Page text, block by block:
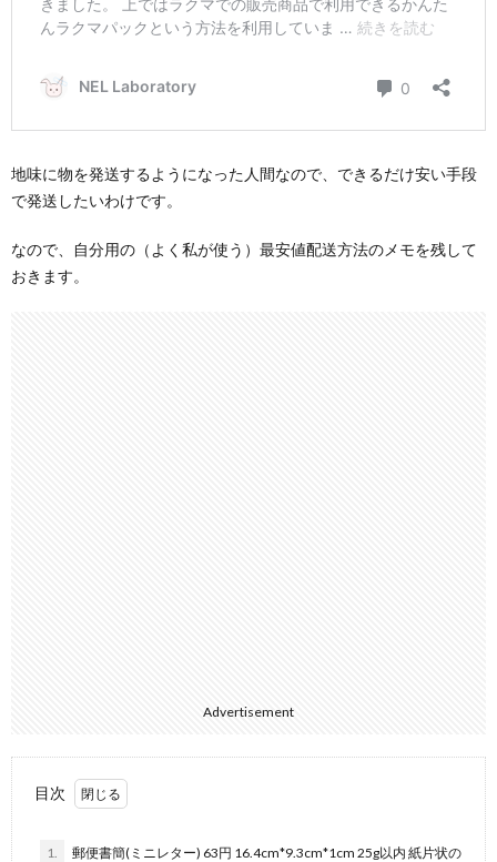
地味に物を発送するようになった人間なので、できるだけ安い手段
で発送したいわけです。
なので、自分用の（よく私が使う）最安値配送方法のメモを残して
おきます。
Advertisement
目次
1.
郵便書簡(ミニレター) 63円 16.4cm*9.3cm*1cm 25g以内 紙片状の